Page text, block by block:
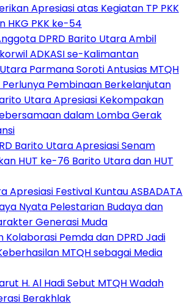
Apresiasi atas Kegiatan TP PKK
HKG PKK ke-54
DPRD Barito Utara Ambil
ADKASI se-Kalimantan
Parmana Soroti Antusias MTQH
Pembinaan Berkelanjutan
Utara Apresiasi Kekompakan
dalam Lomba Gerak
Barito Utara Apresiasi Senam
HUT ke-76 Barito Utara dan HUT
Apresiasi Festival Kuntau ASBADATA
Nyata Pelestarian Budaya dan
Generasi Muda
Kolaborasi Pemda dan DPRD Jadi
MTQH sebagai Media
H. Al Hadi Sebut MTQH Wadah
Berakhlak